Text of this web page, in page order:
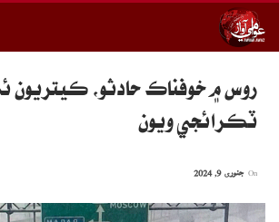
روس ۾ خوفناڪ حادثو، ڪيتريون
ٽڪرائجي ويون